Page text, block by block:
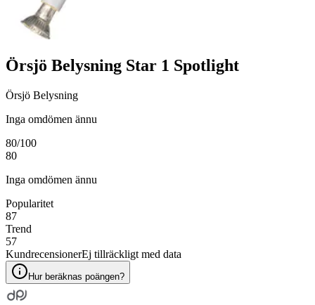
Örsjö Belysning Star 1 Spotlight
Örsjö Belysning
Inga omdömen ännu
80/100
80
Inga omdömen ännu
Popularitet
87
Trend
57
KundrecensionerEj tillräckligt med data
Hur beräknas poängen?